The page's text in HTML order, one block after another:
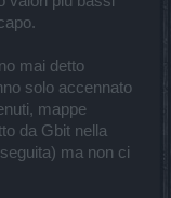
mai detto
solo accennato
mappe
da Gbit nella
ma non ci